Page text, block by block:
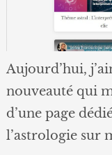
Aujourd’hui,
nouveauté qui
d’une page
l’astrologie sur